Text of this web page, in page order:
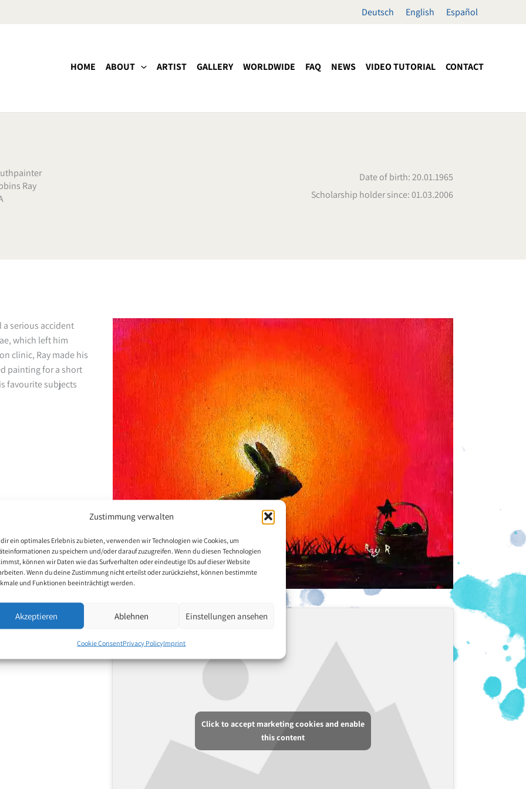
Zustimmung verwalten
ein optimales Erlebnis zu bieten, verwenden wir Technologien wie Cookies, um
zu speichern und/oder darauf zuzugreifen. Wenn du diesen Technologien
können wir Daten wie das Surfverhalten oder eindeutige IDs auf dieser Website
Wenn du deine Zustimmung nicht erteilst oder zurückziehst, können bestimmte
und Funktionen beeinträchtigt werden.
Akzeptieren Ablehnen Einstellungen ansehen
Cookie ConsentPrivacy PolicyImprint
Deutsch English Español
HOME ABOUT ARTIST GALLERY WORLDWIDE FAQ NEWS VIDEO TUTORIAL CONTACT
Ray
Date of birth: 20.01.1965
Scholarship holder since: 01.03.2006
a serious accident
which left him
clinic, Ray made his
painting for a short
favourite subjects
Click to accept marketing cookies and enable
this content